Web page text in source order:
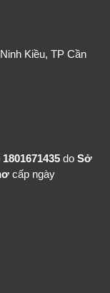
Kiều, TP Cần
1801671435 do Sở
cấp ngày